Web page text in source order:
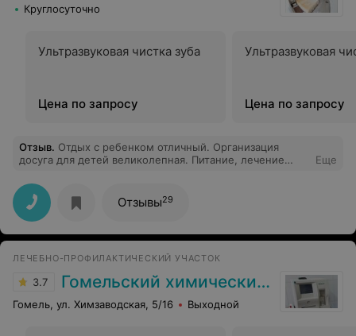
Круглосуточно
Ультразвуковая чистка зуба
Цена по запросу
Ультразвуковая
Цена по запросу
Отзыв. Отдых с ребенком отличный. Организация
досуга для детей великолепная. Питание, лечение
Еще
Отзывы29
ЛЕЧЕБНО-ПРОФИЛАКТИЧЕСКИЙ УЧАСТОК
3.7 Гомельский химический завод
Гомель, ул. Химзаводская, 5/16 Выходной